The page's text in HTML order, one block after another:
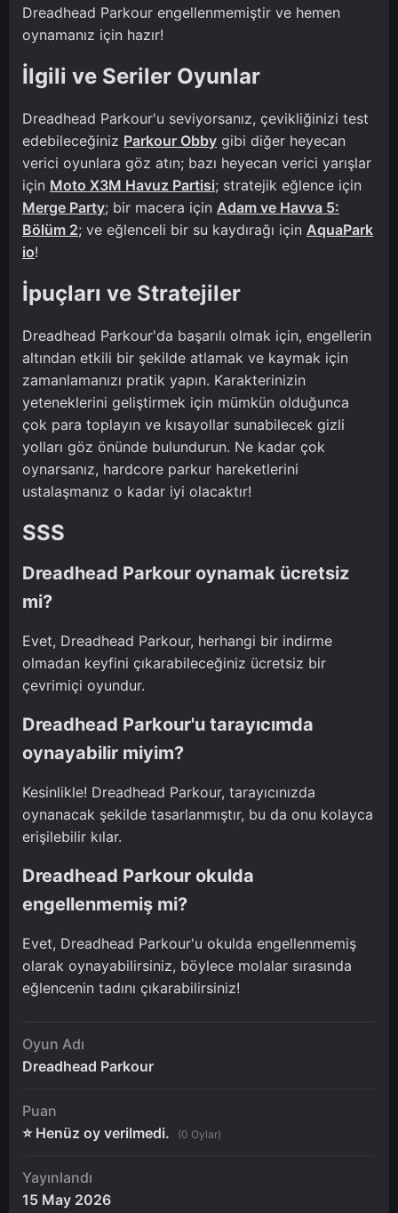
Dreadhead Parkour engellenmemiştir ve hemen
oynamanız için hazır!
İlgili ve Seriler Oyunlar
Dreadhead Parkour'u seviyorsanız, çevikliğinizi test
edebileceğiniz Parkour Obby gibi diğer heyecan
verici oyunlara göz atın; bazı heyecan verici yarışlar
için Moto X3M Havuz Partisi; stratejik eğlence için
Merge Party; bir macera için Adam ve Havva 5:
Bölüm 2; ve eğlenceli bir su kaydırağı için AquaPark
io!
İpuçları ve Stratejiler
Dreadhead Parkour'da başarılı olmak için, engellerin
altından etkili bir şekilde atlamak ve kaymak için
zamanlamanızı pratik yapın. Karakterinizin
yeteneklerini geliştirmek için mümkün olduğunca
çok para toplayın ve kısayollar sunabilecek gizli
yolları göz önünde bulundurun. Ne kadar çok
oynarsanız, hardcore parkur hareketlerini
ustalaşmanız o kadar iyi olacaktır!
SSS
Dreadhead Parkour oynamak ücretsiz
mi?
Evet, Dreadhead Parkour, herhangi bir indirme
olmadan keyfini çıkarabileceğiniz ücretsiz bir
çevrimiçi oyundur.
Dreadhead Parkour'u tarayıcımda
oynayabilir miyim?
Kesinlikle! Dreadhead Parkour, tarayıcınızda
oynanacak şekilde tasarlanmıştır, bu da onu kolayca
erişilebilir kılar.
Dreadhead Parkour okulda
engellenmemiş mi?
Evet, Dreadhead Parkour'u okulda engellenmemiş
olarak oynayabilirsiniz, böylece molalar sırasında
eğlencenin tadını çıkarabilirsiniz!
Oyun Adı
Dreadhead Parkour
Puan
⭐ Henüz oy verilmedi.
(0 Oylar)
Yayınlandı
15 May 2026